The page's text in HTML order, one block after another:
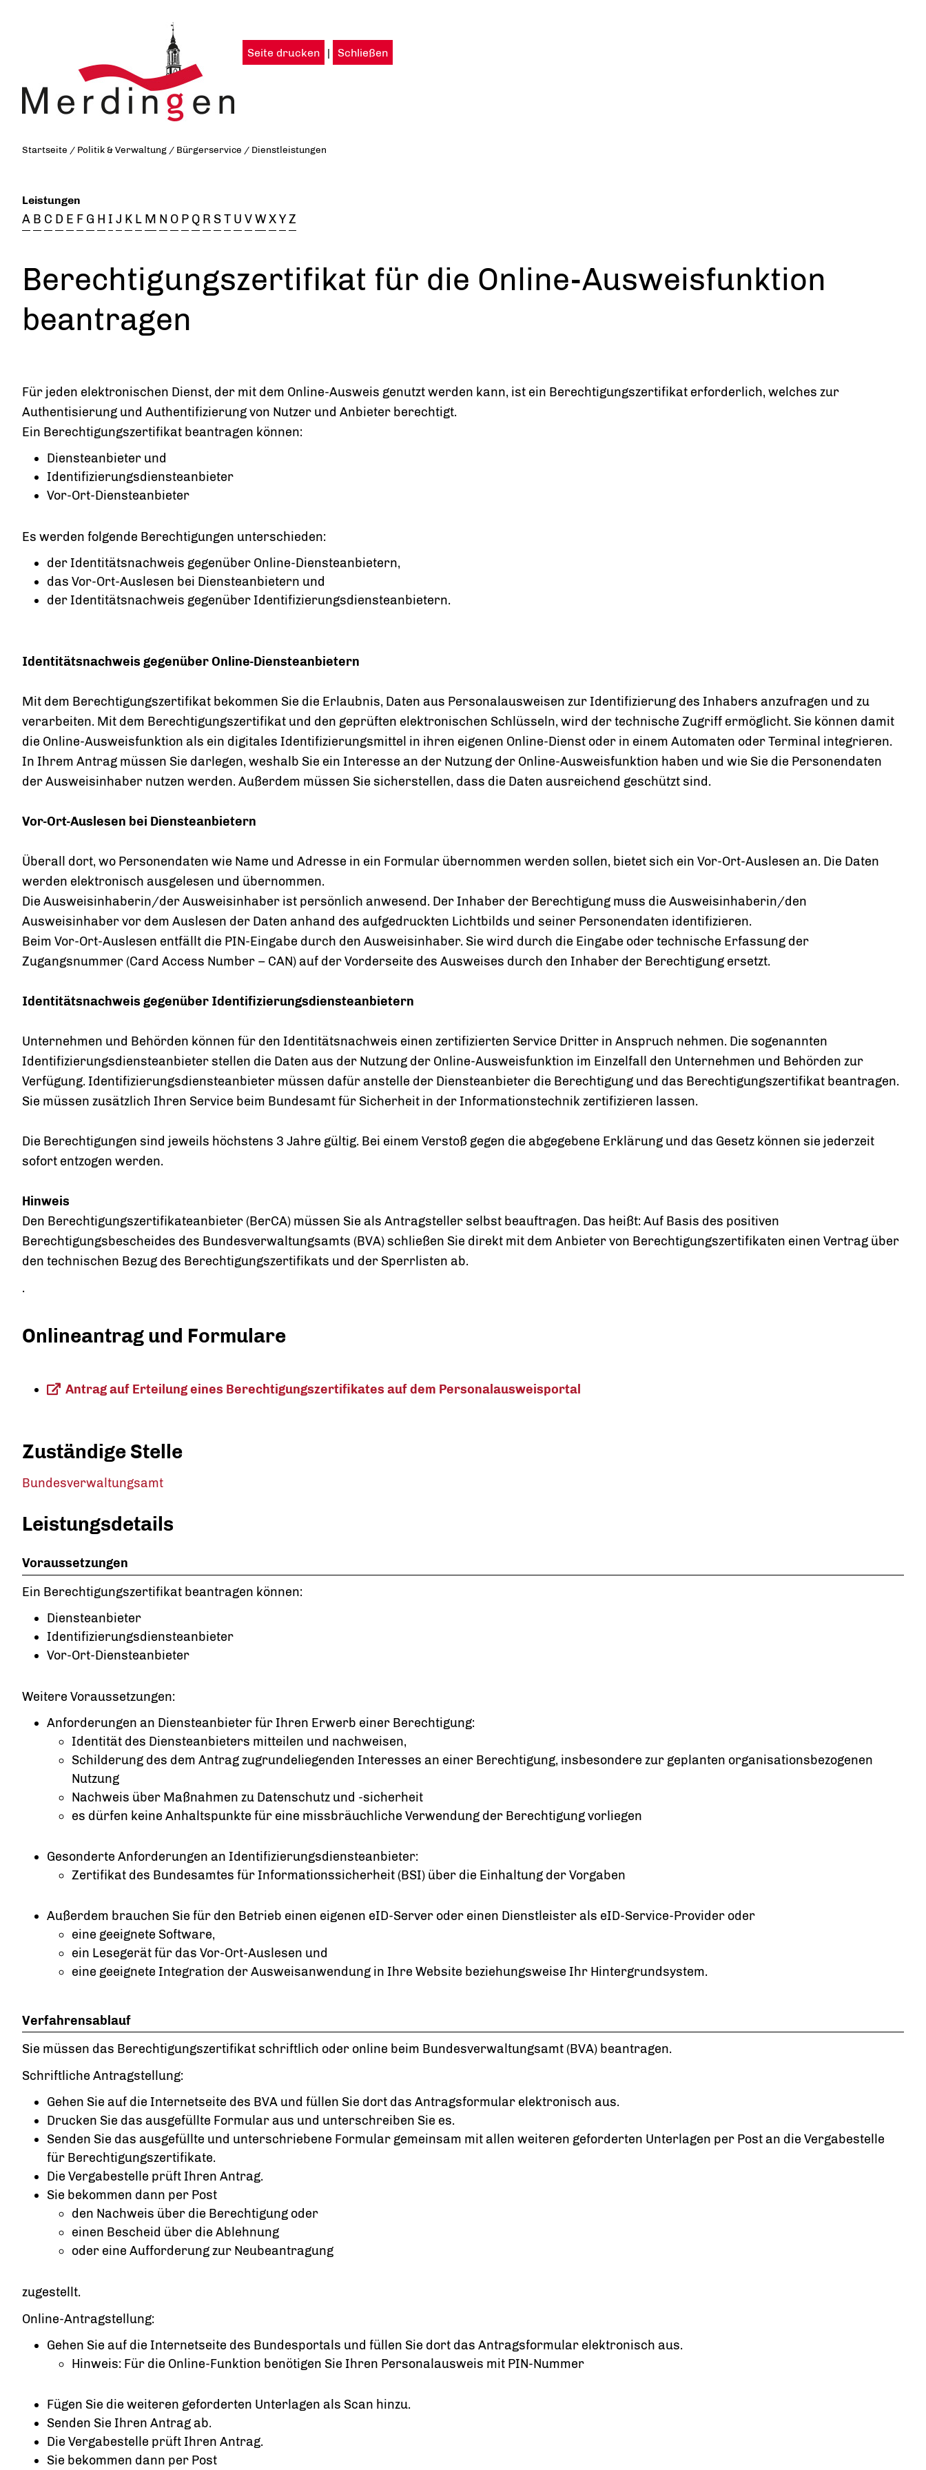
Seite drucken | Schließen
Startseite / Politik & Verwaltung / Bürgerservice / Dienstleistungen
Leistungen
A B C D E F G H I J K L M N O P Q R ST U VWXYZ
Berechtigungszertifikat für die Online-Ausweisfunktion
beantragen
Für jeden elektronischen Dienst, der mit dem Online-Ausweis genutzt werden kann, ist ein Berechtigungszertifikat erforderlich, welches zur
Authentisierung und Authentifizierung von Nutzer und Anbieter berechtigt.
Ein Berechtigungszertifikat beantragen können:
Diensteanbieter und
Identifizierungsdiensteanbieter
Vor-Ort-Diensteanbieter
Es werden folgende Berechtigungen unterschieden:
der Identitätsnachweis gegenüber Online-Diensteanbietern,
das Vor-Ort-Auslesen bei Diensteanbietern und
der Identitätsnachweis gegenüber Identifizierungsdiensteanbietern.
Identitätsnachweis gegenüber Online-Diensteanbietern
Mit dem Berechtigungszertifikat bekommen Sie die Erlaubnis, Daten aus Personalausweisen zur Identifizierung des Inhabers anzufragen und zu
verarbeiten. Mit dem Berechtigungszertifikat und den geprüften elektronischen Schlüsseln, wird der technische Zugriff ermöglicht. Sie können damit
die Online-Ausweisfunktion als ein digitales Identifizierungsmittel in ihren eigenen Online-Dienst oder in einem Automaten oder Terminal integrieren.
In Ihrem Antrag müssen Sie darlegen, weshalb Sie ein Interesse an der Nutzung der Online-Ausweisfunktion haben und wie Sie die Personendaten
der Ausweisinhaber nutzen werden. Außerdem müssen Sie sicherstellen, dass die Daten ausreichend geschützt sind.
Vor-Ort-Auslesen bei Diensteanbietern
Überall dort, wo Personendaten wie Name und Adresse in ein Formular übernommen werden sollen, bietet sich ein Vor-Ort-Auslesen an. Die Daten
werden elektronisch ausgelesen und übernommen.
Die Ausweisinhaberin/der Ausweisinhaber ist persönlich anwesend. Der Inhaber der Berechtigung muss die Ausweisinhaberin/den
Ausweisinhaber vor dem Auslesen der Daten anhand des aufgedruckten Lichtbilds und seiner Personendaten identifizieren.
Beim Vor-Ort-Auslesen entfällt die PIN-Eingabe durch den Ausweisinhaber. Sie wird durch die Eingabe oder technische Erfassung der
Zugangsnummer (Card Access Number – CAN) auf der Vorderseite des Ausweises durch den Inhaber der Berechtigung ersetzt.
Identitätsnachweis gegenüber Identifizierungsdiensteanbietern
Unternehmen und Behörden können für den Identitätsnachweis einen zertifizierten Service Dritter in Anspruch nehmen. Die sogenannten
Identifizierungsdiensteanbieter stellen die Daten aus der Nutzung der Online-Ausweisfunktion im Einzelfall den Unternehmen und Behörden zur
Verfügung. Identifizierungsdiensteanbieter müssen dafür anstelle der Diensteanbieter die Berechtigung und das Berechtigungszertifikat beantragen.
Sie müssen zusätzlich Ihren Service beim Bundesamt für Sicherheit in der Informationstechnik zertifizieren lassen.
Die Berechtigungen sind jeweils höchstens 3 Jahre gültig. Bei einem Verstoß gegen die abgegebene Erklärung und das Gesetz können sie jederzeit
sofort entzogen werden.
Hinweis
Den Berechtigungszertifikateanbieter (BerCA) müssen Sie als Antragsteller selbst beauftragen. Das heißt: Auf Basis des positiven
Berechtigungsbescheides des Bundesverwaltungsamts (BVA) schließen Sie direkt mit dem Anbieter von Berechtigungszertifikaten einen Vertrag über
den technischen Bezug des Berechtigungszertifikats und der Sperrlisten ab.
.
Onlineantrag und Formulare
Antrag auf Erteilung eines Berechtigungszertifikates auf dem Personalausweisportal
Zuständige Stelle
Bundesverwaltungsamt
Leistungsdetails
Voraussetzungen
Ein Berechtigungszertifikat beantragen können:
Diensteanbieter
Identifizierungsdiensteanbieter
Vor-Ort-Diensteanbieter
Weitere Voraussetzungen:
Anforderungen an Diensteanbieter für Ihren Erwerb einer Berechtigung:
Identität des Diensteanbieters mitteilen und nachweisen,
Schilderung des dem Antrag zugrundeliegenden Interesses an einer Berechtigung, insbesondere zur geplanten organisationsbezogenen
Nutzung
Nachweis über Maßnahmen zu Datenschutz und -sicherheit
es dürfen keine Anhaltspunkte für eine missbräuchliche Verwendung der Berechtigung vorliegen
Gesonderte Anforderungen an Identifizierungsdiensteanbieter:
Zertifikat des Bundesamtes für Informationssicherheit (BSI) über die Einhaltung der Vorgaben
Außerdem brauchen Sie für den Betrieb einen eigenen eID-Server oder einen Dienstleister als eID-Service-Provider oder
eine geeignete Software,
ein Lesegerät für das Vor-Ort-Auslesen und
eine geeignete Integration der Ausweisanwendung in Ihre Website beziehungsweise Ihr Hintergrundsystem.
Verfahrensablauf
Sie müssen das Berechtigungszertifikat schriftlich oder online beim Bundesverwaltungsamt (BVA) beantragen.
Schriftliche Antragstellung:
Gehen Sie auf die Internetseite des BVA und füllen Sie dort das Antragsformular elektronisch aus.
Drucken Sie das ausgefüllte Formular aus und unterschreiben Sie es.
Senden Sie das ausgefüllte und unterschriebene Formular gemeinsam mit allen weiteren geforderten Unterlagen per Post an die Vergabestelle
für Berechtigungszertifikate.
Die Vergabestelle prüft Ihren Antrag.
Sie bekommen dann per Post
den Nachweis über die Berechtigung oder
einen Bescheid über die Ablehnung
oder eine Aufforderung zur Neubeantragung
zugestellt.
Online-Antragstellung:
Gehen Sie auf die Internetseite des Bundesportals und füllen Sie dort das Antragsformular elektronisch aus.
Hinweis: Für die Online-Funktion benötigen Sie Ihren Personalausweis mit PIN-Nummer
Fügen Sie die weiteren geforderten Unterlagen als Scan hinzu.
Senden Sie Ihren Antrag ab.
Die Vergabestelle prüft Ihren Antrag.
Sie bekommen dann per Post